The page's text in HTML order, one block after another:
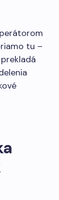
tu –